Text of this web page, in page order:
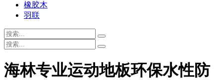
橡胶木
羽联
海林专业运动地板环保水性防